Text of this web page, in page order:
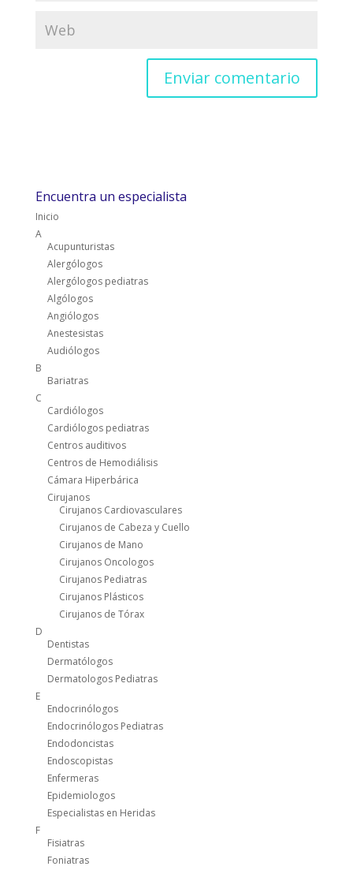
Encuentra un especialista
Inicio
A
Acupunturistas
Alergólogos
Alergólogos pediatras
Algólogos
Angiólogos
Anestesistas
Audiólogos
B
Bariatras
C
Cardiólogos
Cardiólogos pediatras
Centros auditivos
Centros de Hemodiálisis
Cámara Hiperbárica
Cirujanos
Cirujanos Cardiovasculares
Cirujanos de Cabeza y Cuello
Cirujanos de Mano
Cirujanos Oncologos
Cirujanos Pediatras
Cirujanos Plásticos
Cirujanos de Tórax
D
Dentistas
Dermatólogos
Dermatologos Pediatras
E
Endocrinólogos
Endocrinólogos Pediatras
Endodoncistas
Endoscopistas
Enfermeras
Epidemiologos
Especialistas en Heridas
F
Fisiatras
Foniatras